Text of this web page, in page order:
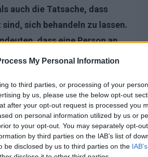
My Personal Information
to third parties, or processing of your
by us, please use the below opt-out
after your opt-out request is processed you
on personal information utilized by us or
to your opt-out. You may separately opt-
by third parties on the IAB’s list of
be disclosed by us to third parties on the
auch die Tatsache, dass
sich behandeln zu lassen.
dass eine Person an